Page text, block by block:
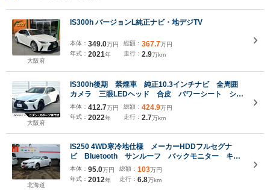
大阪府
IS300h バージョンL純正ナビ・地デジTV
本体： 349.0万円
年式： 2021年
総額： 367.7万円
走行： 2.9万km
大阪府
IS300h後期 禁煙車 純正10.3インチナビ 全周囲
カメラ 三眼LEDヘッド 合皮 パワーシート シー
トヒーター ブラインドスポット セーフティシステ
ムプラス 純正18インチAW 革巻きステアリング
本体： 412.7万円
年式： 2022年
総額： 424.9万円
走行： 2.7万km
北海道
IS250 4WD寒冷地仕様 メーカーHDDフルセグナ
ビ Bluetooth サンルーフ バックモニター キセ
ノンライト ワイパーデアイサー パドルシフト シ
ートヒーター ビルトインETC スマートキー パワ
ーシート
本体： 95.0万円
年式： 2012年
総額： 103万円
走行： 6.8万km